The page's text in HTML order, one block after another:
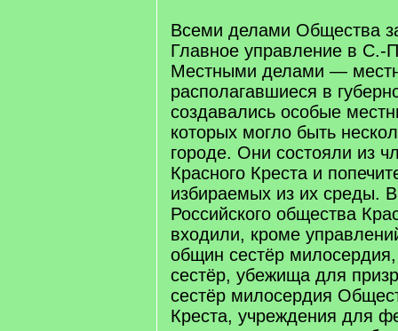
Всеми делами Общества
Главное управление в С.-
Местными делами —
располагавшиеся в
создавались особые
которых могло быть
городе. Они состояли из
Красного Креста и
избираемых из их среды.
Российского общества
входили, кроме
общин сестёр
сестёр, убежища для
сестёр милосердия
Креста, учреждения для